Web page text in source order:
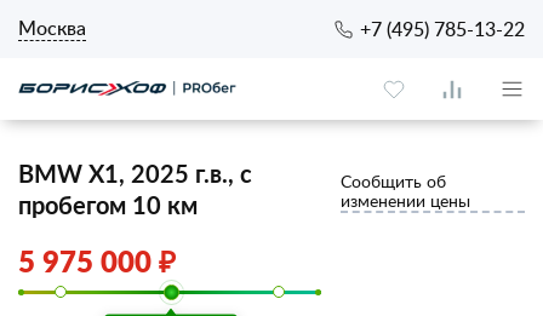
Москва +7 (495) 785-13-22
BMW X1, 2025 г.в., с
пробегом 10 км
Сообщить об
изменении цены
5 975 000 ₽